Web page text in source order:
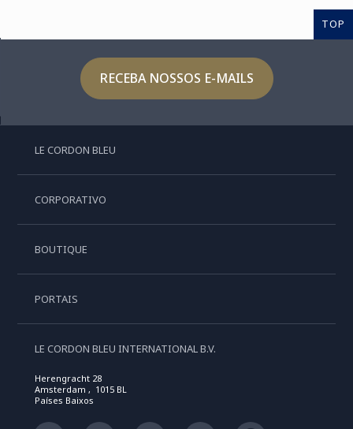
TOP
RECEBA NOSSOS E-MAILS
LE CORDON BLEU
CORPORATIVO
BOUTIQUE
PORTAIS
LE CORDON BLEU INTERNATIONAL B.V.
Herengracht 28
Amsterdam , 1015 BL
Países Baixos